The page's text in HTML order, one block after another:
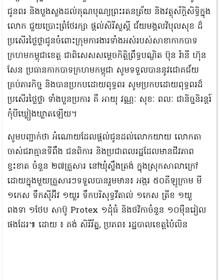
ជូនពរ និងបួងសួងដល់គុណបុណ្យព្រះរតនត្រ័យ និងវត្ថុស័ក្ដិសិទ្ធិក្នុង
លោក ជួយប្រោះព្រំថែរក្សា ផ្ដល់សិរីសួស្ដី ជ័យមង្គលវិបុលសុខ ដ៏
ប្រសើរថ្លៃថ្លាជូនចំពោះក្រុមការងារទាំងអស់របស់សាខាកាកបាទ
ក្រហមកម្ពុជាខេត្ត ជាពិសេសសម្ដេចកិត្តិព្រឹទ្ធបណ្ឌិត ប៊ុន រ៉ានី ហ៊ុន
សែន ប្រធានកាកបាទក្រហមកម្ពុជា សូមទទួលបាននូវជោគជ័យ
គ្រប់ភារកិច្ច និងបានប្រកបដោយពុទ្ធពរ សូមប្រកបដោយពុទ្ធពរដ៏
ប្រសើរថ្លៃថ្លា ទាំងបួនប្រការ គឺ អាយុ វណ្ណៈ សុខៈ ពលៈ ជានិច្ចនិរន្តរ៍
កុំបីឃ្លៀងឃ្លាតឡើយ។
សូមបញ្ជាក់ថា អំណោយដែលផ្តល់ជូនដល់លោកយាយ លោកតា
ចាស់ជរាគ្មានទីពឹង ជនពិការ និងប្រជាពលរដ្ឋដែលមានជីវភាព
ខ្វះខាត ចំនួន ២៧គ្រួសារ នៅឃុំស្ទឹងត្រង់ ក្នុងស្រុកសាលាក្រៅ
ដោយក្នុងមួយគ្រួសារៗទទួលបានរួមមាន៖ អង្ករ ៥០គីឡូក្រាម មី
១កេស ទឹកស៊ីអ៊ីវ ១យួរ ទឹកបរិសុទ្ធវីតាល់ ១កេស ត្រីខ ១យួ
ពងទា ១ថែប សាប៊ូ Protex ១ដុំធំ និងថវិកាចំនួន ១០ម៉ឺនរៀល
ផងដែរ៕ ដោយ ៖ គង់ សិរីរ័ត្ន, ប្រភព៖ រដ្ឋបាលខេត្តប៉ៃលិន